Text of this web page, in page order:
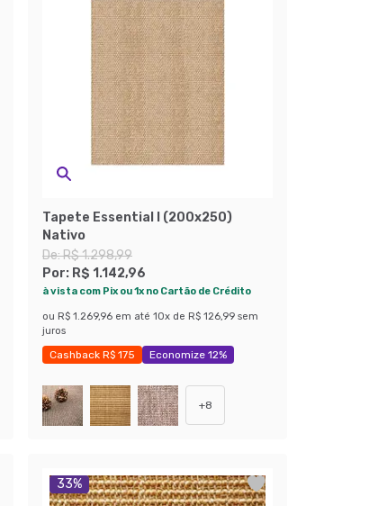
Tapete Essential I (200x250)
Nativo
De:R$ 1.298,99
Por: R$ 1.142,96
à vista com Pix ou 1x no Cartão de Crédito
ou R$ 1.269,96 em até 10x de R$ 126,99 sem
juros
Cashback R$ 175 Economize 12%
+8
33%